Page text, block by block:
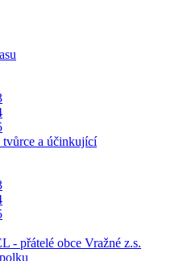
tvůrce a účinkující
- přátelé obce Vražné z.s.